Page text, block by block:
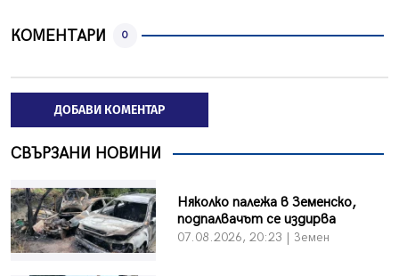
КОМЕНТАРИ 0
ДОБАВИ КОМЕНТАР
СВЪРЗАНИ НОВИНИ
Няколко палежа в Земенско,
подпалвачът се издирва
07.08.2026, 20:23 | Земен